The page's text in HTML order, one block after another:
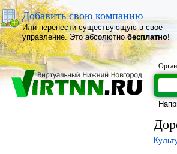
Добавить свою компанию
Или перенести существующую в своё
управление. Это абсолютнобесплатно!